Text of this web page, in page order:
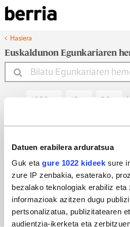
Datuen erabilera arduratsua
Guk eta gure 1022 kideek sure
zure IP zenbakia, esaterako,
bezalako teknologiak erabiliz eta
informazioak azitzen dugu
pertsonalizatua, publizitatearen
audientzia-ikerketa eta
Hasiera
Euskaldunon Egunkariaren
Bilatu egun bateko edizioa